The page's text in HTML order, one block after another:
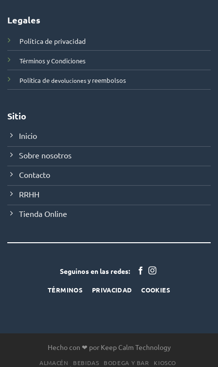
Legales
Política de privacidad
Términos y Condiciones
Política dedevolucionesy reembolsos
Sitio
Inicio
Sobre nosotros
Contacto
RRHH
Tienda Online
Seguinos en las redes:
TÉRMINOS PRIVACIDAD COOKIES
Hecho con ❤ por Keep Calm Technology
ALMACÉN BEBIDAS BODEGA Y BAR
KIOSCO